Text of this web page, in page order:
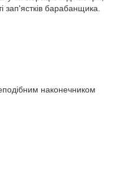
барабанщика.
наконечником